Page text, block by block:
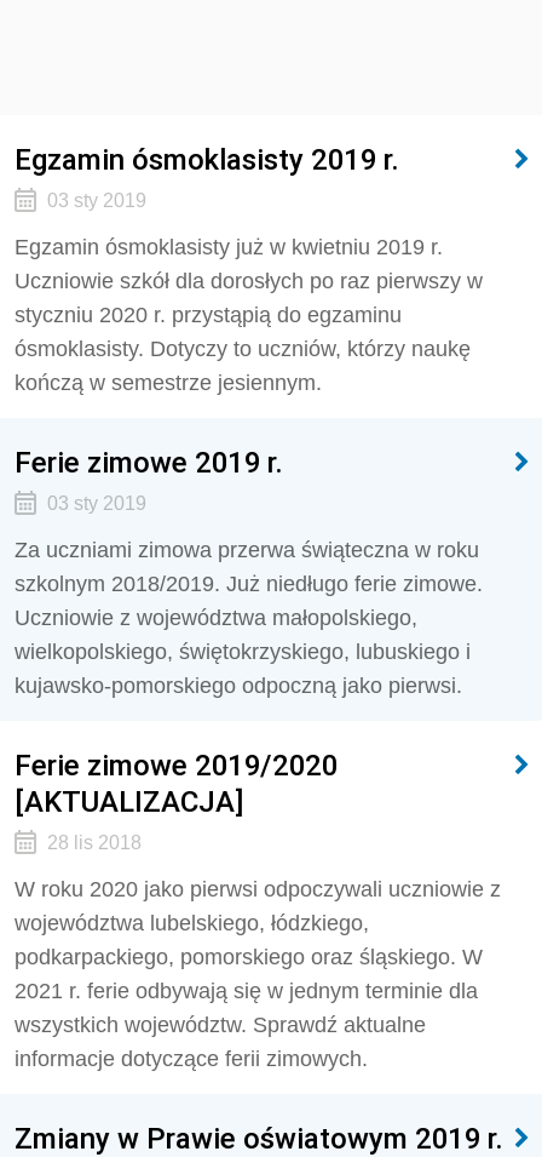
Egzamin ósmoklasisty 2019 r.
03 sty 2019
Egzamin ósmoklasisty już w kwietniu 2019 r.
Uczniowie szkół dla dorosłych po raz pierwszy w
styczniu 2020 r. przystąpią do egzaminu
ósmoklasisty. Dotyczy to uczniów, którzy naukę
kończą w semestrze jesiennym.
Ferie zimowe 2019 r.
03 sty 2019
Za uczniami zimowa przerwa świąteczna w roku
szkolnym 2018/2019. Już niedługo ferie zimowe.
Uczniowie z województwa małopolskiego,
wielkopolskiego, świętokrzyskiego, lubuskiego i
kujawsko-pomorskiego odpoczną jako pierwsi.
Ferie zimowe 2019/2020
[AKTUALIZACJA]
28 lis 2018
W roku 2020 jako pierwsi odpoczywali uczniowie z
województwa lubelskiego, łódzkiego,
podkarpackiego, pomorskiego oraz śląskiego. W
2021 r. ferie odbywają się w jednym terminie dla
wszystkich województw. Sprawdź aktualne
informacje dotyczące ferii zimowych.
Zmiany w Prawie oświatowym 2019 r.